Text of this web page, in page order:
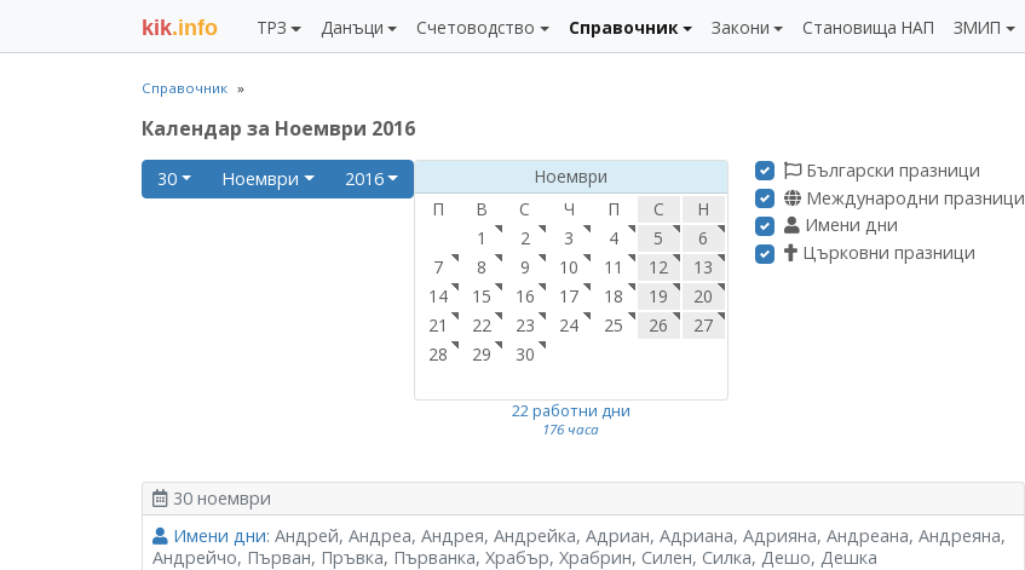
kik.info ТРЗ Данъци Счетоводство Справочник Закони Становища НАП ЗМИП
Справочник
Календар за Ноември 2016
30 Ноември 2016
Български празници
Международни празници
Имени дни
Църковни празници
Ноември
П
В С Ч П С
Н
1
2 3 4 5
6
7
8 9 10 11 12
13
14
15 16 17 18 19
20
21
22 23 24 25 26
27
28
29 30
22 работни дни
176 часа
30 ноември
Имени дни: Андрей, Андреа, Андрея, Андрейка, Адриан, Адриана, Адрияна, Андреана, Андреяна,
Андрейчо, Първан, Пръвка, Първанка, Храбър, Храбрин, Силен, Силка, Дешо, Дешка